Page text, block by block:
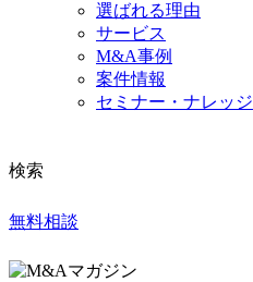
選ばれる理由
サービス
M&A事例
案件情報
セミナー・ナレッジ
検索
無料相談